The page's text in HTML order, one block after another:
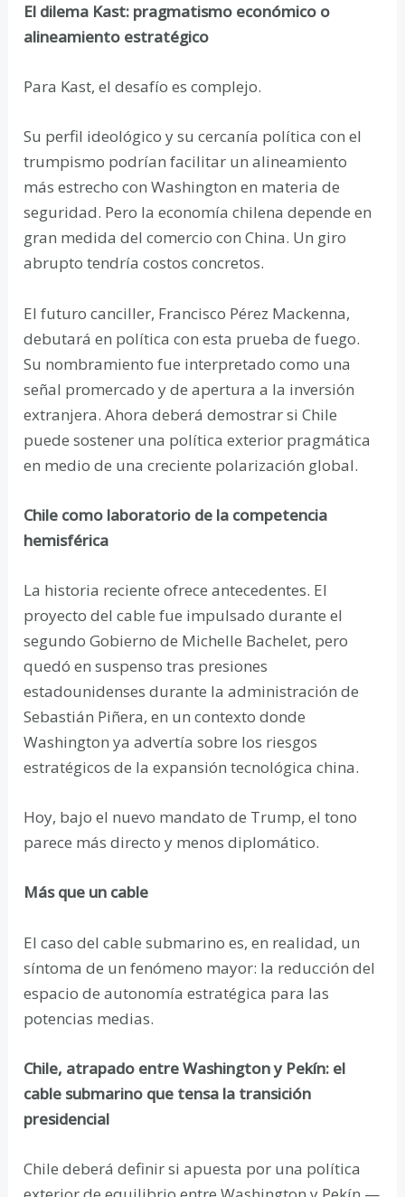
El dilema Kast: pragmatismo económico o
alineamiento estratégico
Para Kast, el desafío es complejo.
Su perfil ideológico y su cercanía política con el
trumpismo podrían facilitar un alineamiento
más estrecho con Washington en materia de
seguridad. Pero la economía chilena depende en
gran medida del comercio con China. Un giro
abrupto tendría costos concretos.
El futuro canciller, Francisco Pérez Mackenna,
debutará en política con esta prueba de fuego.
Su nombramiento fue interpretado como una
señal promercado y de apertura a la inversión
extranjera. Ahora deberá demostrar si Chile
puede sostener una política exterior pragmática
en medio de una creciente polarización global.
Chile como laboratorio de la competencia
hemisférica
La historia reciente ofrece antecedentes. El
proyecto del cable fue impulsado durante el
segundo Gobierno de Michelle Bachelet, pero
quedó en suspenso tras presiones
estadounidenses durante la administración de
Sebastián Piñera, en un contexto donde
Washington ya advertía sobre los riesgos
estratégicos de la expansión tecnológica china.
Hoy, bajo el nuevo mandato de Trump, el tono
parece más directo y menos diplomático.
Más que un cable
El caso del cable submarino es, en realidad, un
síntoma de un fenómeno mayor: la reducción del
espacio de autonomía estratégica para las
potencias medias.
Chile, atrapado entre Washington y Pekín: el
cable submarino que tensa la transición
presidencial
Chile deberá definir si apuesta por una política